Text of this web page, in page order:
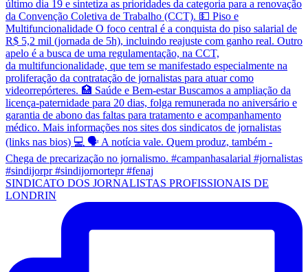
SINDICATO DOS JORNALISTAS PROFISSIONAIS DE
LONDRIN